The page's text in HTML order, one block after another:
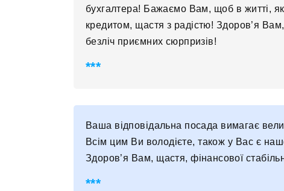
бухгалтера! Бажаємо Вам, щоб в житті, як
кредитом, щастя з радістю! Здоров’я
безліч приємних сюрпризів!
Ваша відповідальна посада вимагає
Всім цим Ви володієте, також у Вас є
Здоров’я Вам, щастя, фінансової